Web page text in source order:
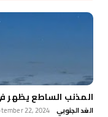
المذنب الساطع يظهر
الغد الجنوبي 22, 2024